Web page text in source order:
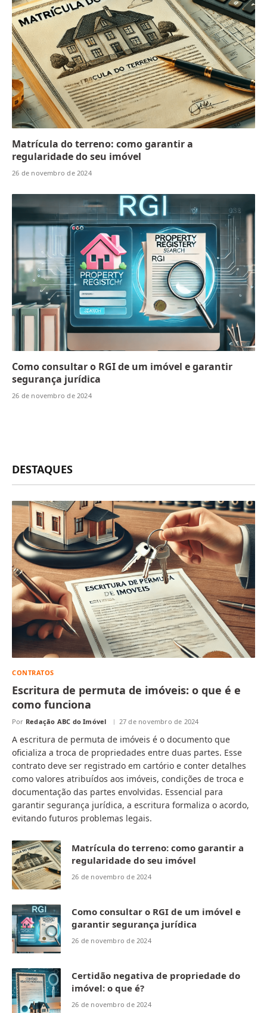
Matrícula do terreno: como garantir a
regularidade do seu imóvel
26 de novembro de 2024
Como consultar o RGI de um imóvel e garantir
segurança jurídica
26 de novembro de 2024
DESTAQUES
CONTRATOS
Escritura de permuta de imóveis: o que é e
como funciona
Por Redação ABC do Imóvel 27 de novembro de 2024
A escritura de permuta de imóveis é o documento que
oficializa a troca de propriedades entre duas partes. Esse
contrato deve ser registrado em cartório e conter detalhes
como valores atribuídos aos imóveis, condições de troca e
documentação das partes envolvidas. Essencial para
garantir segurança jurídica, a escritura formaliza o acordo,
evitando futuros problemas legais.
Matrícula do terreno: como garantir a
regularidade do seu imóvel
26 de novembro de 2024
Como consultar o RGI de um imóvel e
garantir segurança jurídica
26 de novembro de 2024
Certidão negativa de propriedade do
imóvel: o que é?
26 de novembro de 2024